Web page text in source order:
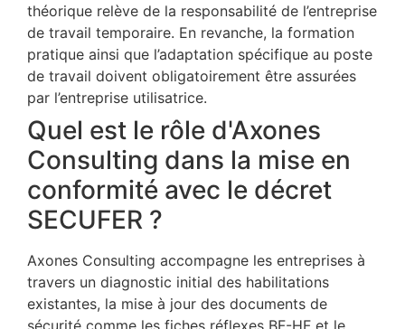
théorique relève de la responsabilité de l’entreprise
de travail temporaire. En revanche, la formation
pratique ainsi que l’adaptation spécifique au poste
de travail doivent obligatoirement être assurées
par l’entreprise utilisatrice.
Quel est le rôle d'Axones
Consulting dans la mise en
conformité avec le décret
SECUFER ?
Axones Consulting accompagne les entreprises à
travers un diagnostic initial des habilitations
existantes, la mise à jour des documents de